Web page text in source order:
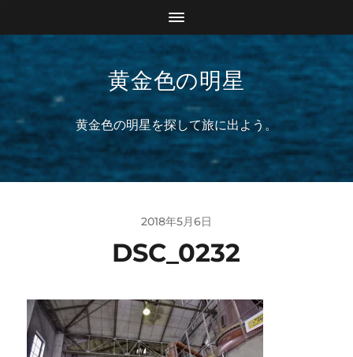
黄金色の明星
黄金色の明星を探して旅に出よう。
2018年5月6日
DSC_0232